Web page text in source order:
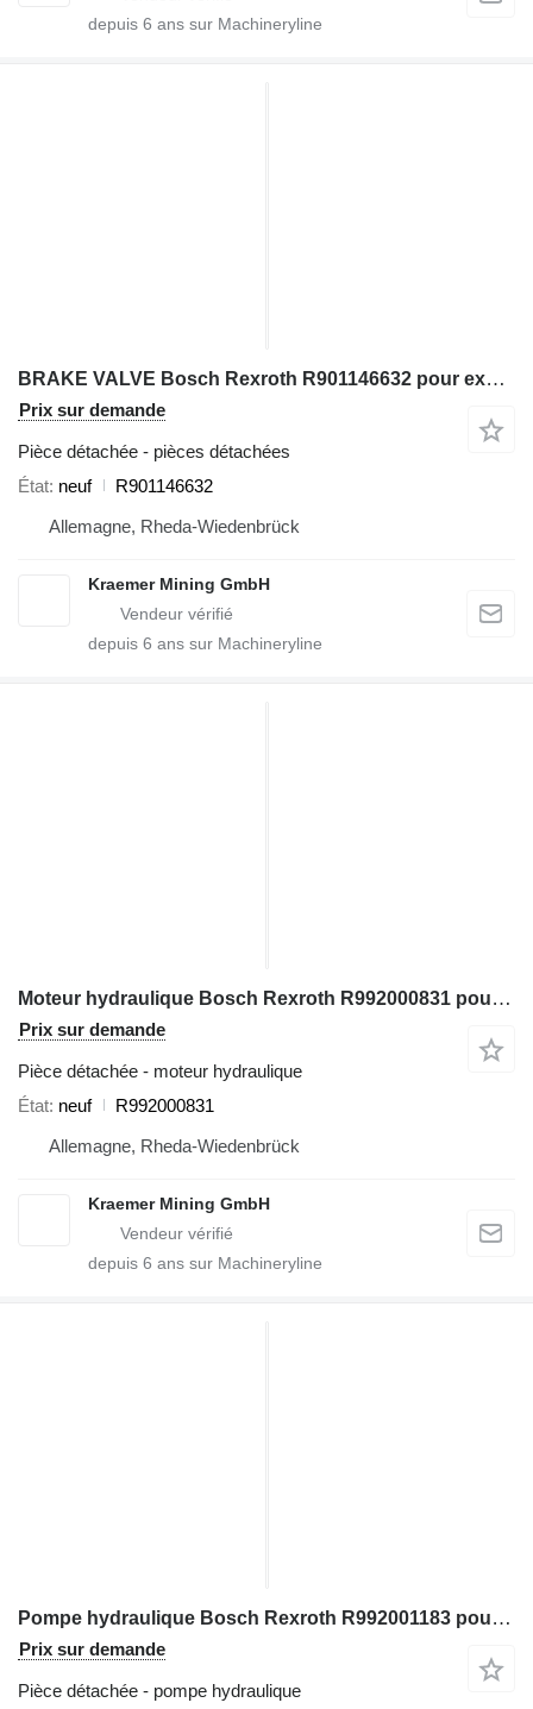
depuis 6 ans sur Machineryline
BRAKE VALVE Bosch Rexroth R901146632 pour excavateur
Prix sur demande
Pièce détachée - pièces détachées
État neuf
R901146632
Allemagne, Rheda-Wiedenbrück
Kraemer Mining GmbH
depuis 6 ans sur Machineryline
Moteur hydraulique Bosch Rexroth R992000831 pour excavateur
Prix sur demande
Pièce détachée - moteur hydraulique
État neuf
R992000831
Allemagne, Rheda-Wiedenbrück
Kraemer Mining GmbH
depuis 6 ans sur Machineryline
Pompe hydraulique Bosch Rexroth R992001183 pour tractopelle
Prix sur demande
Pièce détachée - pompe hydraulique